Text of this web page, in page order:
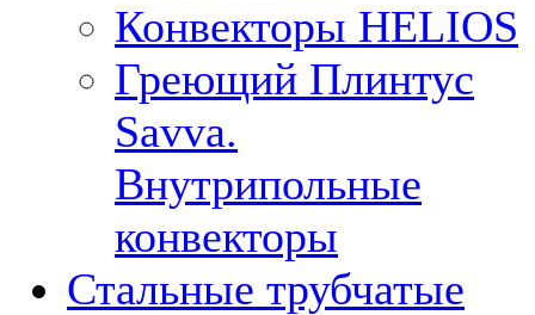
Конвекторы HELIOS
Греющий Плинтус
Savva.
Внутрипольные
конвекторы
Стальные трубчатые